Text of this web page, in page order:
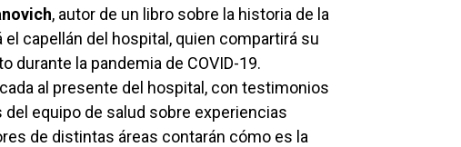
, autor de un libro sobre la historia de la
capellán del hospital, quien compartirá su
durante la pandemia de COVID-19.
al presente del hospital, con testimonios
equipo de salud sobre experiencias
de distintas áreas contarán cómo es la